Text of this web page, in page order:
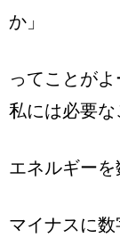
か」
ってことが
私には必要な
エネルギー
マイナスに